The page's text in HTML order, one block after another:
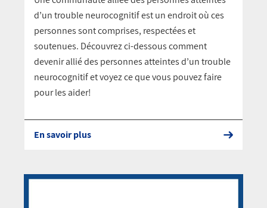
d’un trouble neurocognitif est un endroit où ces
personnes sont comprises, respectées et
soutenues. Découvrez ci-dessous comment
devenir allié des personnes atteintes d’un trouble
neurocognitif et voyez ce que vous pouvez faire
pour les aider!
En savoir plus